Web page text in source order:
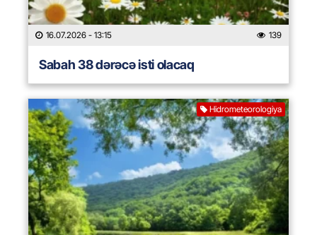
16.07.2026 - 13:15 139
Sabah 38 dərəcə isti olacaq
Hidrometeorologiya